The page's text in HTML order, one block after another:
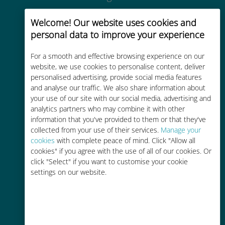
Welcome! Our website uses cookies and
personal data to improve your experience
For a smooth and effective browsing experience on our
website, we use cookies to personalise content, deliver
personalised advertising, provide social media features
and analyse our traffic. We also share information about
your use of our site with our social media, advertising and
analytics partners who may combine it with other
information that you've provided to them or that they've
collected from your use of their services. Manage your
cookies with complete peace of mind. Click "Allow all
cookies" if you agree with the use of all of our cookies. Or
click "Select" if you want to customise your cookie
settings on our website.
Uygun maliyetli
Mevcut operatörünüzle dolaşım
ücretlerinden %90'a kadar daha
ucuz
Kolay doldurma